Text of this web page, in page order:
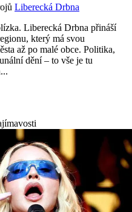
Liberecká Drbna
Liberecká Drbna přináší
který má svou
až po malé obce. Politika,
dění – to vše je tu